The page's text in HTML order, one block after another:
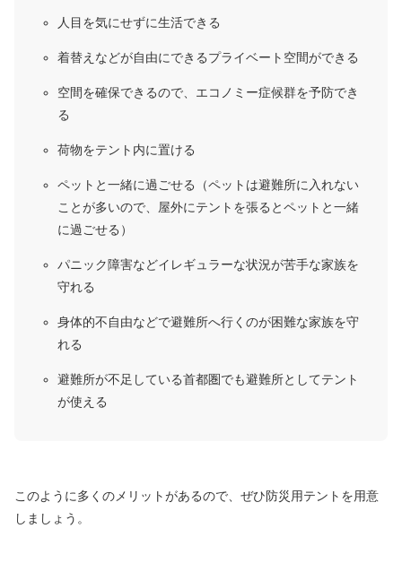
人目を気にせずに生活できる
着替えなどが自由にできるプライベート空間ができる
空間を確保できるので、エコノミー症候群を予防でき
る
荷物をテント内に置ける
ペットと一緒に過ごせる（ペットは避難所に入れない
ことが多いので、屋外にテントを張るとペットと一緒
に過ごせる）
パニック障害などイレギュラーな状況が苦手な家族を
守れる
身体的不自由などで避難所へ行くのが困難な家族を守
れる
避難所が不足している首都圏でも避難所としてテント
が使える
このように多くのメリットがあるので、ぜひ防災用テントを用意
しましょう。